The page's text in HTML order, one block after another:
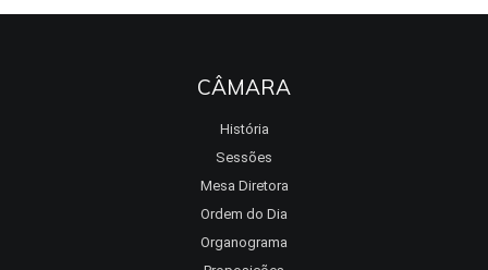
CÂMARA
História
Sessões
Mesa Diretora
Ordem do Dia
Organograma